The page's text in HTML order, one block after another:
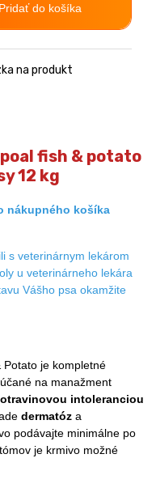
Pridať do košíka
na produkt
fish & potato
12 kg
nákupného košíka
s veterinárnym lekárom
u veterinárneho lekára
Vášho psa okamžite
Potato je kompletné
na manažment
intoleranciou
dermatóz a
podávajte minimálne po
je krmivo možné